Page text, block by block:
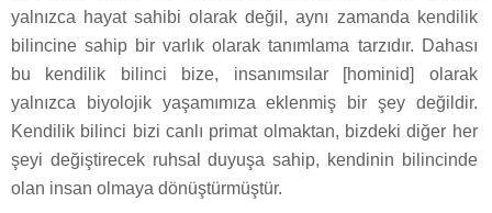
yalnızca hayat sahibi olarak değil, aynı zamanda kendilik
bilincine sahip bir varlık olarak tanımlama tarzıdır. Dahası
bu kendilik bilinci bize, insanımsılar [hominid] olarak
yalnızca biyolojik yaşamımıza eklenmiş bir şey değildir.
Kendilik bilinci bizi canlı primat olmaktan, bizdeki diğer her
şeyi değiştirecek ruhsal duyuşa sahip, kendinin bilincinde
olan insan olmaya dönüştürmüştür.